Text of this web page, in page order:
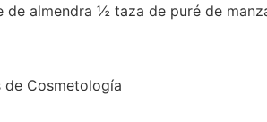
almendra ½ taza de puré de
de Cosmetología